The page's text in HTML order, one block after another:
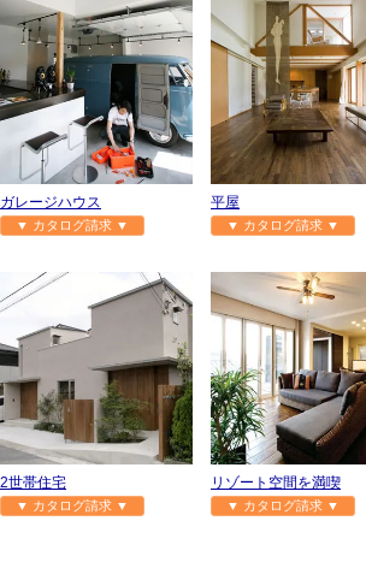
ガレージハウス
▼ カタログ請求 ▼
平屋
▼ カタログ請求 ▼
2世帯住宅
▼ カタログ請求 ▼
リゾート空間を満喫
▼ カタログ請求 ▼